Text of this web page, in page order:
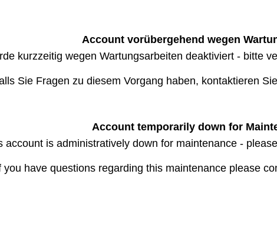
Account vorübergehend wegen
kurzzeitig wegen Wartungsarbeiten deaktiviert - bitte
Sie Fragen zu diesem Vorgang haben, kontaktieren
Account temporarily down for
account is administratively down for maintenance -
you have questions regarding this maintenance please